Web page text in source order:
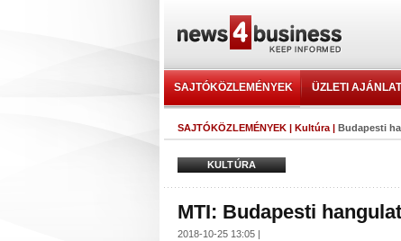
SAJTÓKÖZLEMÉNYEK ÜZLETI
SAJTÓKÖZLEMÉNYEK | Kultúra | Budapesti
KULTÚRA
MTI: Budapesti
2018-10-25 13:05 |